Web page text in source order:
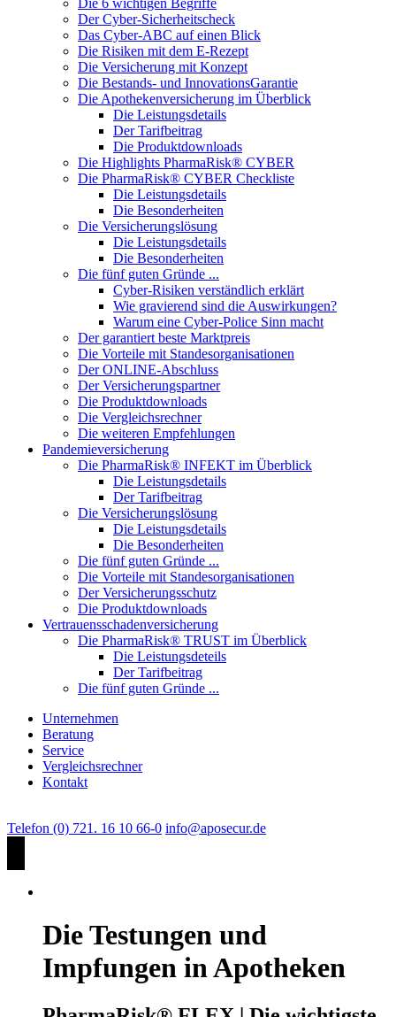
Die 6 wichtigen Begriffe
Der Cyber-Sicher­heits­check
Das Cyber-ABC auf einen Blick
Die Risiken mit dem E-Rezept
Die Versicherung mit Konzept
Die Bestands- und InnovationsGarantie
Die Apothekenversicherung im Überblick
Die Leistungsdetails
Der Tarifbeitrag
Die Produktdownloads
Die Highlights PharmaRisk® CYBER
Die PharmaRisk® CYBER Checkliste
Die Leistungsdetails
Die Besonderheiten
Die Versicherungslösung
Die Leistungsdetails
Die Besonderheiten
Die fünf guten Gründe ...
Cyber-Risiken verständlich erklärt
Wie gravierend sind die Auswirkungen?
Warum eine Cyber-Police Sinn macht
Der garantiert beste Marktpreis
Die Vorteile mit Standesorganisationen
Der ONLINE-Abschluss
Der Versicherungspartner
Die Produktdownloads
Die Vergleichsrechner
Die weiteren Empfehlungen
Pandemieversicherung
Die PharmaRisk® INFEKT im Überblick
Die Leistungsdetails
Der Tarifbeitrag
Die Versicherungslösung
Die Leistungsdetails
Die Besonderheiten
Die fünf guten Gründe ...
Die Vorteile mit Standesorganisationen
Der Versicherungsschutz
Die Produktdownloads
Vertrauensschadenversicherung
Die PharmaRisk® TRUST im Überblick
Die Leistungsdeteils
Der Tarifbeitrag
Die fünf guten Gründe ...
Unternehmen
Beratung
Service
Vergleichsrechner
Kontakt
Telefon (0) 721. 16 10 66-0 info@aposecur.de
Die Testungen und
Impfungen in Apotheken